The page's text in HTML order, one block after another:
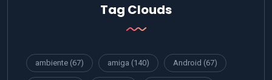
Tag Clouds
ambiente (67) amiga (140) Android (67)